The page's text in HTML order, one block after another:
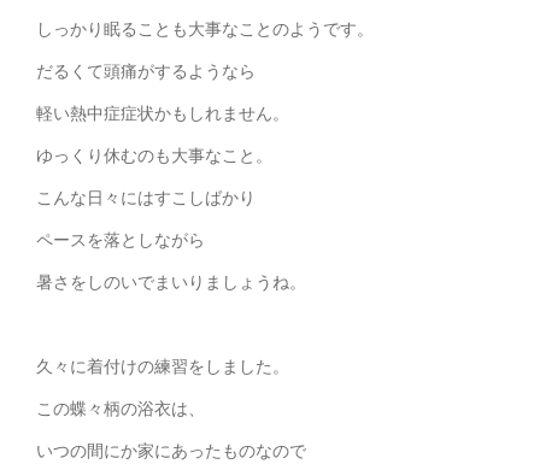
しっかり眠ることも大事なことのようです。
だるくて頭痛がするようなら
軽い熱中症症状かもしれません。
ゆっくり休むのも大事なこと。
こんな日々にはすこしばかり
ペースを落としながら
暑さをしのいでまいりましょうね。
久々に着付けの練習をしました。
この蝶々柄の浴衣は、
いつの間にか家にあったものなので